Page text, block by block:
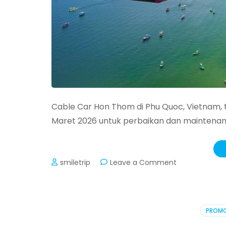
Cable Car Hon Thom di Phu Quoc,
Maret 2026 untuk perbaikan dan
smiletrip Leave a Comment